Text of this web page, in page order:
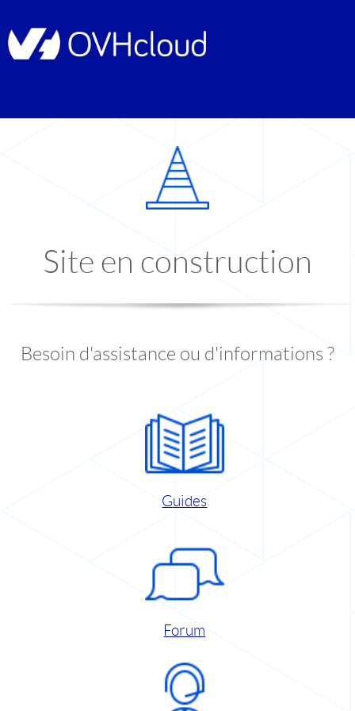
Site en construction
Besoin d'assistance ou d'informations ?
Guides
Forum